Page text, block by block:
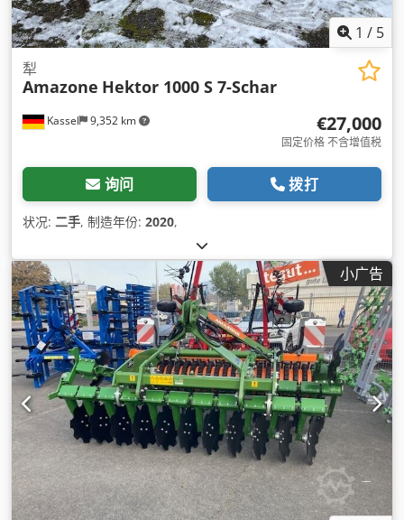
1 / 5
Kassel 9,352 km
犁
Amazone Hektor 1000 S 7-Schar
€27,000
固定价格 不含增值税
询问 拨打
状况: 二手, 制造年份: 2020,
小广告